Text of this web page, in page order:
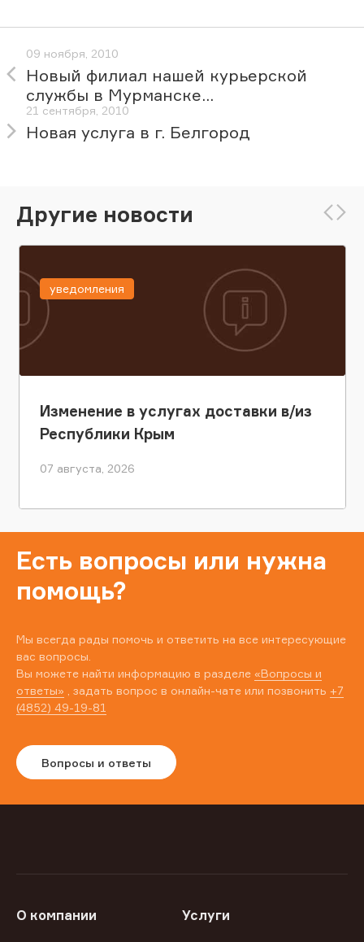
09 ноября, 2010
Новый филиал нашей курьерской
службы в Мурманске...
21 сентября, 2010
Новая услуга в г. Белгород
Другие новости
Изменение в услугах доставки в/из
Республики Крым
07 августа, 2026
уведомления
Есть вопросы или нужна
помощь?
Мы всегда рады помочь и ответить на все интересующие
вас вопросы.
Вы можете найти информацию в разделе «Вопросы и
ответы» , задать вопрос в онлайн-чате или позвонить +7
(4852) 49-19-81
Вопросы и ответы
О компании Услуги